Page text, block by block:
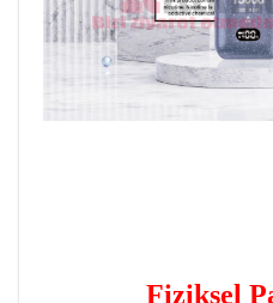
Fiziksel